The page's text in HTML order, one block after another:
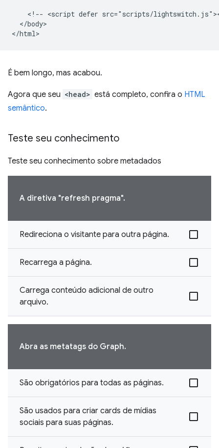
<!-- <script defer src="scripts/
  </body>
É bem longo, mas acabou.
Agora que seu <head> está completo, confira o HTML
semântico.
Teste seu conhecimento
Teste seu conhecimento sobre metadados
A diretiva "refresh pragma".
Redireciona o visitante para outra página.
Recarrega a página.
Carrega conteúdo adicional de outro
arquivo.
Abra as metatags do Graph.
São obrigatórios para todas as páginas.
São usados para criar cards de mídias
sociais para suas páginas.